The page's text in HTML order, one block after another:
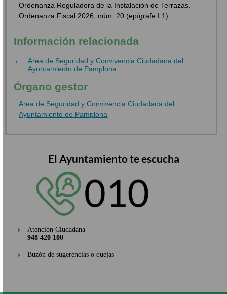
Ordenanza Reguladora de la Instalación de Terrazas.
Ordenanza Fiscal 2026, núm. 20 (epígrafe I.1).
Información relacionada
Área de Seguridad y Convivencia Ciudadana del
Ayuntamiento de Pamplona
Órgano gestor
Área de Seguridad y Convivencia Ciudadana del
Ayuntamiento de Pamplona
El Ayuntamiento te escucha
Atención Ciudadana
948 420 100
Buzón de sugerencias o quejas